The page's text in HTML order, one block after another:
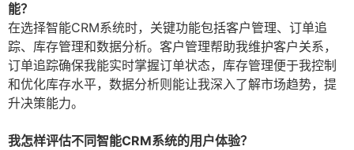
能？
在选择智能CRM系统时，关键功能包括客户管理、订单追
踪、库存管理和数据分析。客户管理帮助我维护客户关系，
订单追踪确保我能实时掌握订单状态，库存管理便于我控制
和优化库存水平，数据分析则能让我深入了解市场趋势，提
升决策能力。
我怎样评估不同智能CRM系统的用户体验？